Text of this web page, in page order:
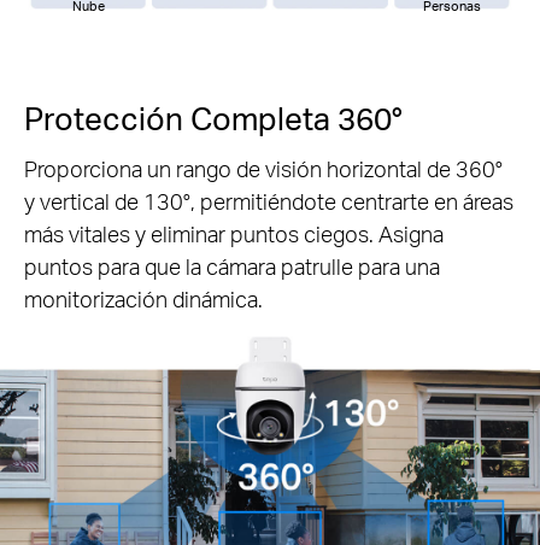
Nube Personas
Protección Completa 360°
Proporciona un rango de visión horizontal de 360°
y vertical de 130°, permitiéndote centrarte en áreas
más vitales y eliminar puntos ciegos. Asigna
puntos para que la cámara patrulle para una
monitorización dinámica.